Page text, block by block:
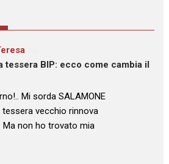
tessera BIP: ecco come cambia il
Mi sorda SALAMONE
tessera vecchio rinnova
non ho trovato mia